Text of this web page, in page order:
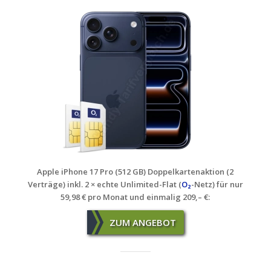
Apple iPhone 17 Pro (512 GB) Doppelkartenaktion (2
Verträge) inkl. 2 × echte Unlimited-Flat (O₂-Netz) für nur
59,98 € pro Monat und einmalig 209,– €:
ZUM ANGEBOT